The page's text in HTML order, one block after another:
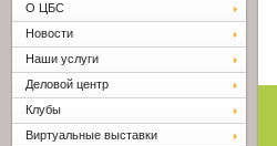
О ЦБС
Новости
Наши услуги
Деловой центр
Клубы
Виртуальные выставки